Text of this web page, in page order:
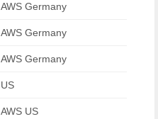
AWS Germany
AWS Germany
AWS Germany
US
AWS US